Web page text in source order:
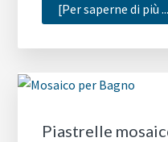
[Per saperne di più
Piastrelle